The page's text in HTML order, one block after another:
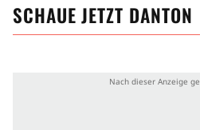
SCHAUE JETZT DANTON